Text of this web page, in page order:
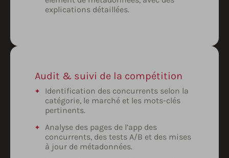
explications détaillées.
Audit & suivi de la compétition
Identification des concurrents selon la
catégorie, le marché et les mots-clés
pertinents.
Analyse des pages de l’app des
concurrents, des tests A/B et des mises
à jour de métadonnées.